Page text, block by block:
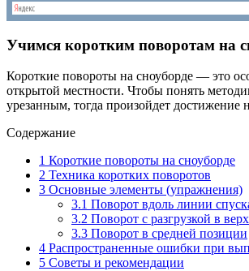
Учимся коротким поворотам на
Короткие повороты на сноуборде — это
открытой местности. Чтобы понять
урезанным, тогда произойдет достижение
Содержание
1 Короткие повороты на сноуборде
2 Техника коротких поворотов
3 Основные элементы (упражнения)
3.1 Поворот вдоль линии
3.2 Поворот с разгрузкой в
3.3 Поворот в средней позиции
4 Распространенные ошибки при
5 Советы и рекомендации